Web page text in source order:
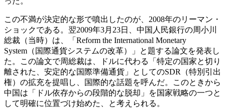
この不満が決定的な形で噴出したのが、2008年のリーマン・
ショックである。翌2009年3月23日、中国人民銀行の周小川
総裁（当時）は、「Reform the International Monetary
System（国際通貨システムの改革）」と題する論文を発表し
た。この論文で周総裁は、ドルに代わる「特定の国家と切り
離された、安定的な国際準備通貨」としてのSDR（特別引出
権）の拡充を提唱し、国際的な話題を呼んだ。このときから
中国は「ドル依存からの段階的な脱却」を国家戦略の一つと
して明確に位置づけ始めた、と考えられる。